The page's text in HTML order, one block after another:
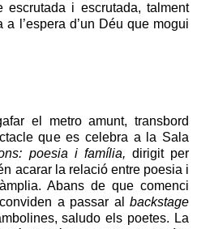
escrutada i escrutada, talment
a l’espera d’un Déu que mogui
el metro amunt, transbord
que es celebra a la Sala
poesia i família, dirigit per
acarar la relació entre poesia i
Abans de que comenci
a passar al backstage
saludo els poetes. La